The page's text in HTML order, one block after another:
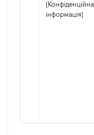
[Конфіденційна
інформація]